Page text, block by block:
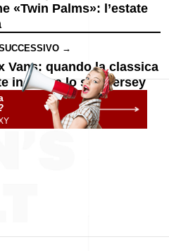
«Twin Palms»: l’estate
→
Vans: quando la classica
incontra lo stile jersey